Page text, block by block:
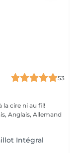
53
Anglais, Allemand
Intégral